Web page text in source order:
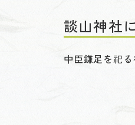
談山神社
中臣鎌足を祀